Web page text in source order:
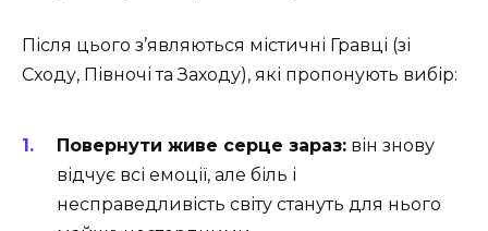
Після цього з’являються містичні Гравці (зі
Сходу, Півночі та Заходу), які пропонують вибір:
Повернути живе серце зараз: він знову
відчує всі емоції, але біль і
несправедливість світу стануть для нього